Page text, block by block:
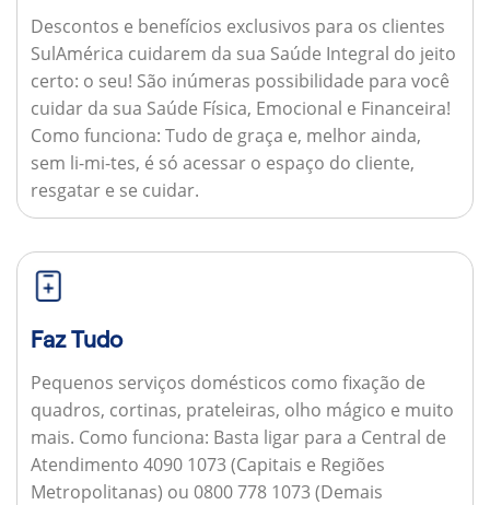
Descontos e benefícios exclusivos para os clientes
SulAmérica cuidarem da sua Saúde Integral do jeito
certo: o seu! São inúmeras possibilidade para você
cuidar da sua Saúde Física, Emocional e Financeira!
Como funciona: Tudo de graça e, melhor ainda,
sem li-mi-tes, é só acessar o espaço do cliente,
resgatar e se cuidar.
Faz Tudo
Pequenos serviços domésticos como fixação de
quadros, cortinas, prateleiras, olho mágico e muito
mais. Como funciona: Basta ligar para a Central de
Atendimento 4090 1073 (Capitais e Regiões
Metropolitanas) ou 0800 778 1073 (Demais